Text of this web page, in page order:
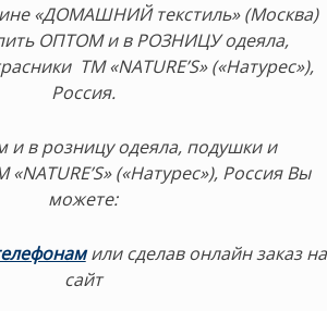
«ДОМАШНИЙ текстиль» (Москва)
ОПТОМ и в РОЗНИЦУ одеяла,
ТМ «NATURE’S» («Натурес»),
Россия.
и в розницу одеяла, подушки и
(«Натурес»), Россия Вы
можете:
или сделав онлайн заказ на
сайт